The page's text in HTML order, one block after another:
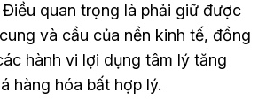
quan trọng là phải giữ được
và cầu của nền kinh tế, đồng
hành vi lợi dụng tâm lý tăng
hàng hóa bất hợp lý.